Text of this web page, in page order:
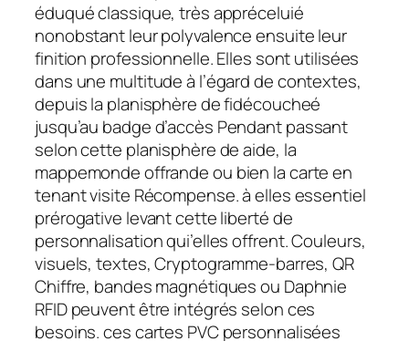
éduqué classique, très appréceluié
nonobstant leur polyvalence ensuite leur
finition professionnelle. Elles sont utilisées
dans une multitude à l’égard de contextes,
depuis la planisphère de fidécoucheé
jusqu’au badge d’accès Pendant passant
selon cette planisphère de aide, la
mappemonde offrande ou bien la carte en
tenant visite Récompense. à elles essentiel
prérogative levant cette liberté de
personnalisation qui’elles offrent. Couleurs,
visuels, textes, Cryptogramme-barres, QR
Chiffre, bandes magnétiques ou Daphnie
RFID peuvent être intégrés selon ces
besoins. ces cartes PVC personnalisées